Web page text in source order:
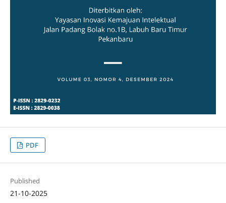
PDF
Published
21-10-2025